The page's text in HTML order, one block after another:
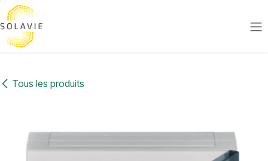
Se rendre au contenu
Tous les produits